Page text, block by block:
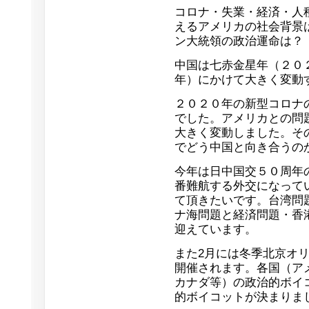
コロナ・失業・経済・
えるアメリカの社会背
ン大統領の政治運命は？
中国は七赤金星年（２
年）にかけて大きく変動
２０２０年の新型コロ
でした。アメリカとの
大きく変動しました。
でどう中国と向き合うの
今年は日中国交５０周年
番難航する外交になって
て頂きたいです。台湾
ナ海問題と経済問題・香
迎えています。
また2月には冬季北京オ
開催されます。各国（
カナダ等）の政治的ボ
的ボイコットが決まりま